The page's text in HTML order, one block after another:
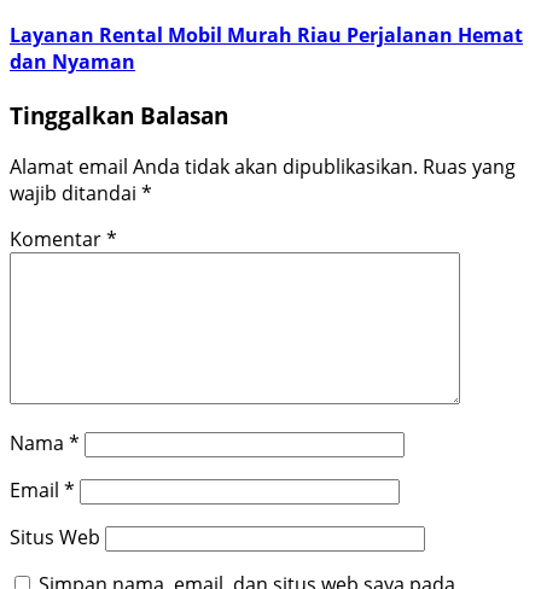
Layanan Rental Mobil Murah Riau Perjalanan Hemat
dan Nyaman
Tinggalkan Balasan
Alamat email Anda tidak akan dipublikasikan. Ruas yang
wajib ditandai *
Komentar*
Nama *
Email *
Situs Web